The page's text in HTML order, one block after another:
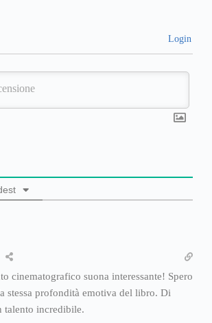
Login
cinematografico suona interessante! Spero
stessa profondità emotiva del libro. Di
talento incredibile.